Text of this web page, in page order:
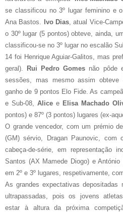
se classificou no 3º lugar feminino e
Ana Bastos. Ivo Dias, atual Vice-
o 30º lugar (5 pontos) obteve, ainda,
classificou-se no 3º lugar no escalão
14 foi Henrique Aguiar-Galitos, mas
geral).
Rui Pedro Gomes não pôde
sessões, mas mesmo assim
ganho de 9 pontos Elo Fide. As
e Sub-08, Alice e Elisa Machado
pontos) e 87º (3 pontos) lugares (ex-
O grande vencedor, com um prémio
(GM) sérvio, Dragan Paunovic, com
cabeça-de-série, em representação
Santos (AX Mamede Diogo) e
em 2º e 3º lugares, respetivamente,
As grandes expectativas depositadas
ultrapassadas, pois os jovens
estar à altura da próxima